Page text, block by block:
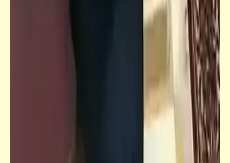
بنت أروبة